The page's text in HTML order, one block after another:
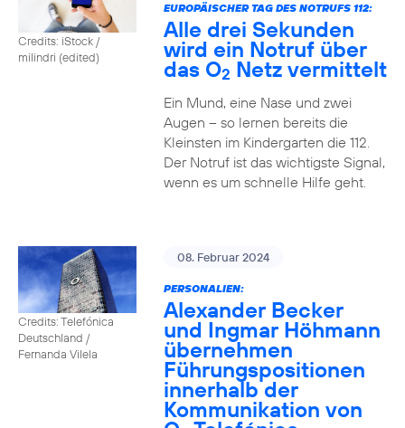
Credits: iStock /
milindri (edited)
EUROPÄISCHER TAG DES NOTRUFS 112:
Alle drei Sekunden
wird ein Notruf über
das O2 Netz vermittelt
Ein Mund, eine Nase und zwei
Augen – so lernen bereits die
Kleinsten im Kindergarten die 112.
Der Notruf ist das wichtigste Signal,
wenn es um schnelle Hilfe geht.
Credits: Telefónica
Deutschland /
Fernanda Vilela
08. Februar 2024
PERSONALIEN:
Alexander Becker
und Ingmar Höhmann
übernehmen
Führungspositionen
innerhalb der
Kommunikation von